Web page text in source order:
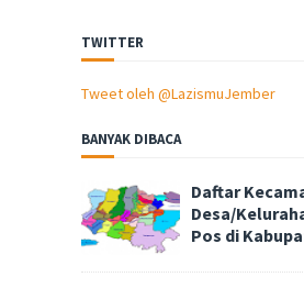
TWITTER
Tweet oleh @LazismuJember
BANYAK DIBACA
Daftar
Desa/
Pos di